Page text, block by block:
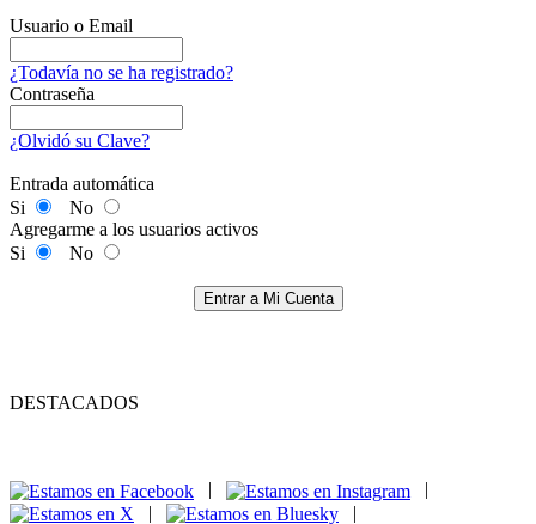
Usuario o Email
¿Todavía no se ha registrado?
Contraseña
¿Olvidó su Clave?
Entrada automática
Si
No
Agregarme a los usuarios activos
Si
No
Entrar a Mi Cuenta
DESTACADOS
|
|
|
|